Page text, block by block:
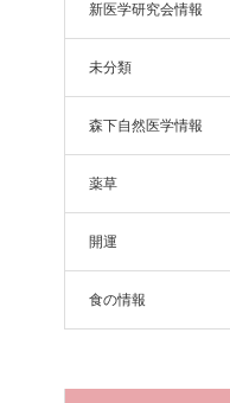
新医学研究会情報
未分類
森下自然医学情報
薬草
開運
食の情報